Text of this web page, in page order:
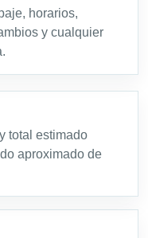
horarios,
y cualquier
total estimado
aproximado de